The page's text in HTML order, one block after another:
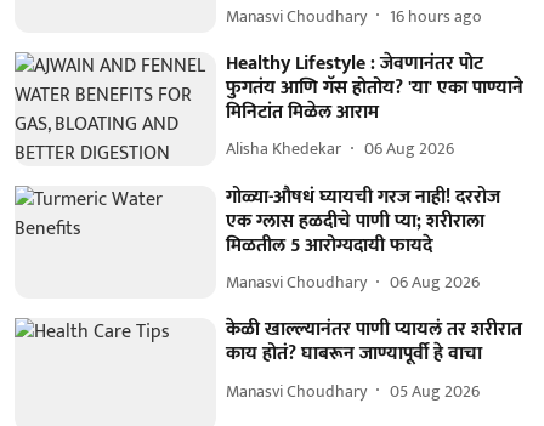
Manasvi Choudhary 16 hours ago
Healthy Lifestyle : जेवणानंतर पोट
फुगतंय आणि गॅस होतोय? 'या' एका पाण्याने
मिनिटांत मिळेल आराम
Alisha Khedekar 06 Aug 2026
गोळ्या-औषधं घ्यायची गरज नाही! दररोज
एक ग्लास हळदीचे पाणी प्या; शरीराला
मिळतील 5 आरोग्यदायी फायदे
Manasvi Choudhary 06 Aug 2026
केळी खाल्ल्यानंतर पाणी प्यायलं तर शरीरात
काय होतं? घाबरून जाण्यापूर्वी हे वाचा
Manasvi Choudhary 05 Aug 2026